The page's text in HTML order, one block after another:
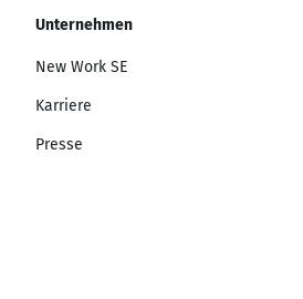
Unternehmen
New Work SE
Karriere
Presse